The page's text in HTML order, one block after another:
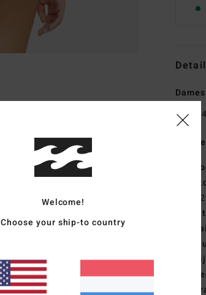
Stijl
en
Welcome!
Choose your ship-to country